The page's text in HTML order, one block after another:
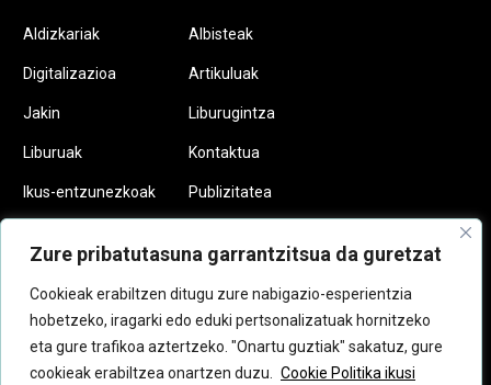
Zure pribatutasuna garrantzitsua da guretzat
Cookieak erabiltzen ditugu zure nabigazio-esperientzia
hobetzeko, iragarki edo eduki pertsonalizatuak hornitzeko
eta gure trafikoa aztertzeko. "Onartu guztiak" sakatuz, gure
cookieak erabiltzea onartzen duzu.
Cookie Politika ikusi
Aldizkariak
Digitalizazioa
Jakin
Liburuak
Ikus-entzunezkoak
Albisteak
Artikuluak
Liburugintza
Kontaktua
Publizitatea
Jakinkide